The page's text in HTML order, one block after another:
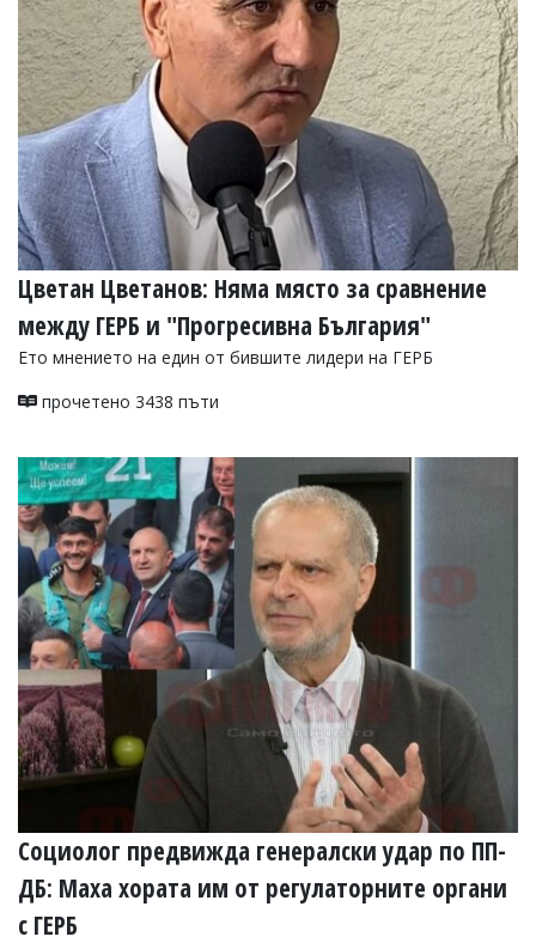
Цветан Цветанов: Няма място за сравнение
между ГЕРБ и "Прогресивна България"
Ето мнението на един от бившите лидери на ГЕРБ
прочетено 3438 пъти
Социолог предвижда генералски удар по ПП-
ДБ: Маха хората им от регулаторните органи
с ГЕРБ